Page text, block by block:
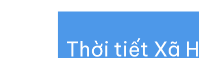
Thời tiết Xã